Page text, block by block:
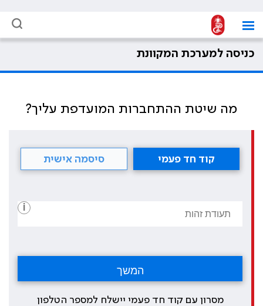
כניסה למערכת המקוונת
מה שיטת ההתחברות המועדפת עליך?
קוד חד פעמי סיסמה אישית
i
מסרון עם קוד חד פעמי יישלח למספר הטלפון